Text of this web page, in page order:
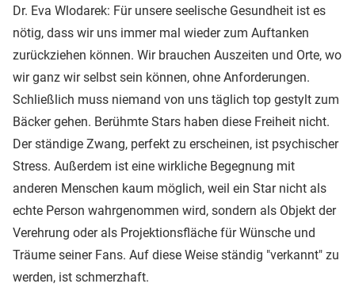
Dr. Eva Wlodarek: Für unsere seelische Gesundheit ist es
nötig, dass wir uns immer mal wieder zum Auftanken
zurückziehen können. Wir brauchen Auszeiten und Orte, wo
wir ganz wir selbst sein können, ohne Anforderungen.
Schließlich muss niemand von uns täglich top gestylt zum
Bäcker gehen. Berühmte Stars haben diese Freiheit nicht.
Der ständige Zwang, perfekt zu erscheinen, ist psychischer
Stress. Außerdem ist eine wirkliche Begegnung mit
anderen Menschen kaum möglich, weil ein Star nicht als
echte Person wahrgenommen wird, sondern als Objekt der
Verehrung oder als Projektionsfläche für Wünsche und
Träume seiner Fans. Auf diese Weise ständig "verkannt" zu
werden, ist schmerzhaft.